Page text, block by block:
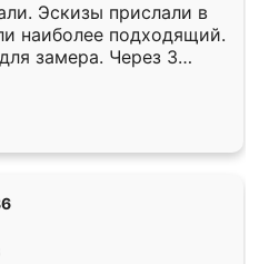
Эскизы прислали в
наиболее подходящий.
замера. Через 3
готова. Остались
Ренессанс
работу!